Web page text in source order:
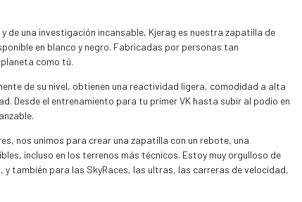
de una investigación incansable, Kjerag es nuestra zapatilla de
en blanco y negro. Fabricadas por personas tan
como tú.
de su nivel, obtienen una reactividad ligera, comodidad a alta
Desde el entrenamiento para tu primer VK hasta subir al podio en
nos unimos para crear una zapatilla con un rebote, una
incluso en los terrenos más técnicos. Estoy muy orgulloso de
también para las SkyRaces, las ultras, las carreras de velocidad,